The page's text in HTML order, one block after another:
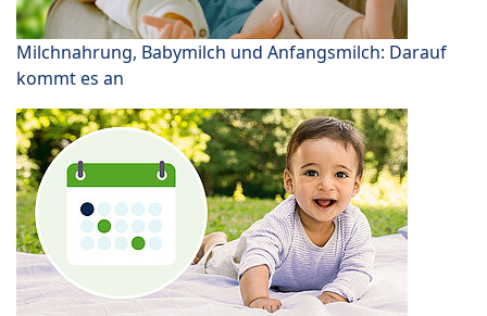
Milchnahrung, Babymilch und Anfangsmilch: Darauf
kommt es an